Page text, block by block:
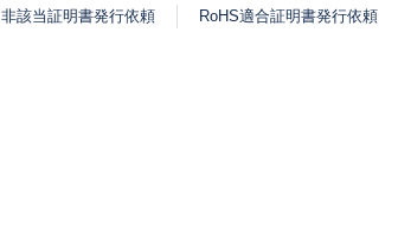
非該当証明書発行依頼 RoHS適合証明書発行依頼